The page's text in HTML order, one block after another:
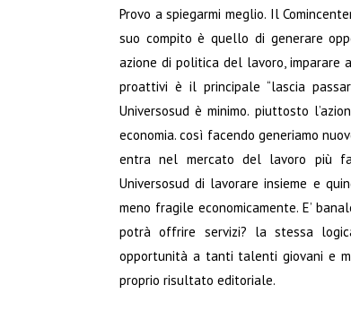
Provo a spiegarmi meglio. Il
suo compito è quello di generare
azione di politica del lavoro, imparare
proattivi è il principale “lascia
Universosud è minimo. piuttosto
economia. così facendo generiamo
entra nel mercato del lavoro più
Universosud di lavorare insieme e
meno fragile economicamente. E’
potrà offrire servizi? la stessa
opportunità a tanti talenti giovani e
proprio risultato editoriale.